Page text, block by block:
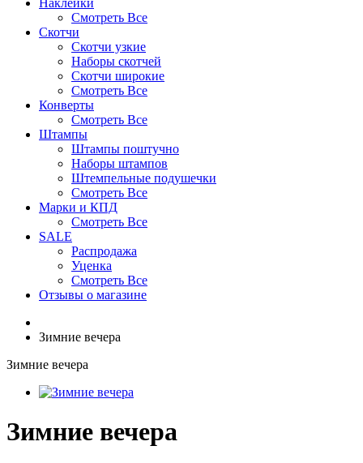
Наклейки
Смотреть Все
Скотчи
Скотчи узкие
Наборы скотчей
Скотчи широкие
Смотреть Все
Конверты
Смотреть Все
Штампы
Штампы поштучно
Наборы штампов
Штемпельные подушечки
Смотреть Все
Марки и КПД
Смотреть Все
SALE
Распродажа
Уценка
Смотреть Все
Отзывы о магазине
Зимние вечера
Зимние вечера
Зимние вечера